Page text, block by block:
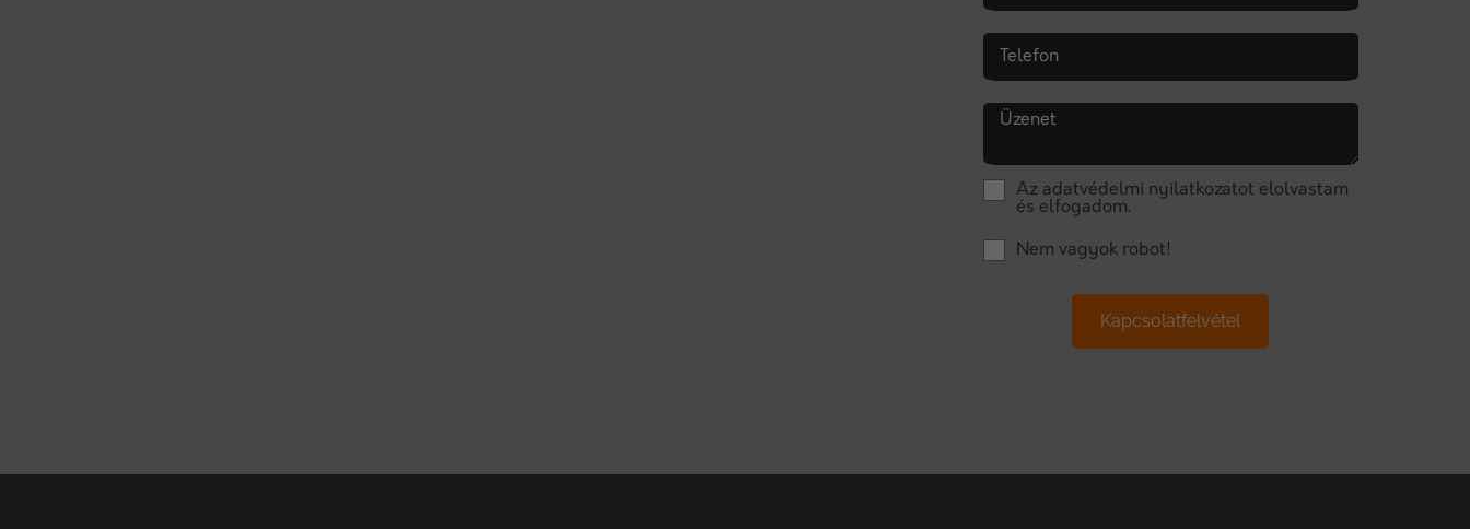
Telefon
Üzenet
Az adatvédelmi nyilatkozatot elolvastam
és elfogadom.
Nem vagyok robot!
Kapcsolatfelvétel